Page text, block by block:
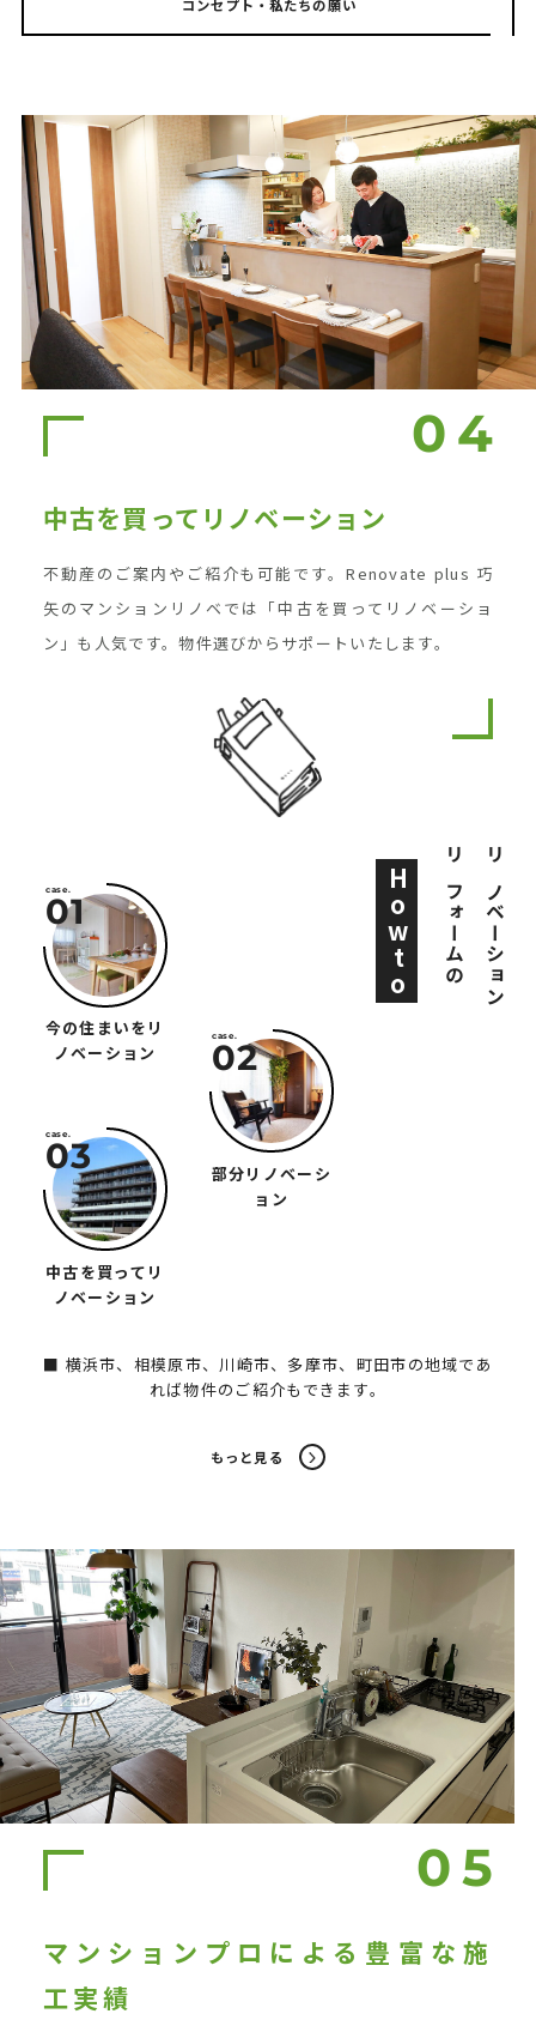
コンセプト・私たちの願い
中古を買ってリノベーション
不動産のご案内やご紹介も可能です。Renovate plus 巧
矢のマンションリノベでは「中古を買ってリノベーショ
ン」も人気です。物件選びからサポートいたします。
Howto リノベーション
リフォームの
今の住まいをリ
ノベーション
部分リノベーシ
ョン
中古を買ってリ
ノベーション
■ 横浜市、相模原市、川崎市、多摩市、町田市の地域であ
れば物件のご紹介もできます。
もっと見る
マンションプロによる豊富な施
工実績